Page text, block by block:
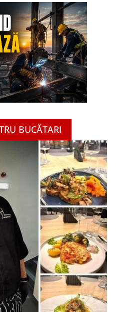
BUCĂTARI